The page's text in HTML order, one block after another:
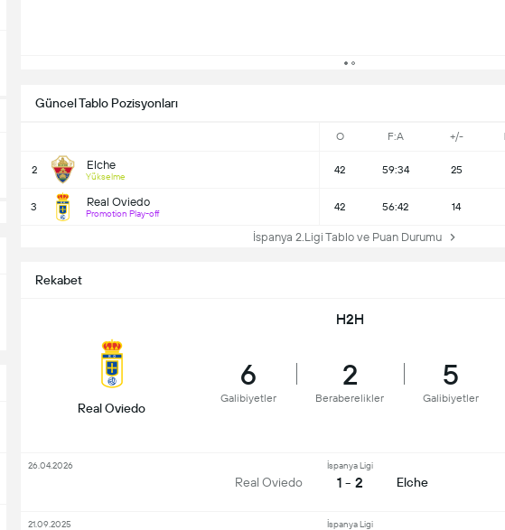
Güncel Tablo Pozisyonları
O F:A +/-
2 Elche
Yükselme
42 59:34 25
3 Real Oviedo
Promotion Play-off
42 56:42 14
İspanya 2.Ligi Tablo ve Puan Durumu
Rekabet
H2H
Real Oviedo
6
Galibiyetler
2
Beraberelikler
5
Galibiyetler
Real Oviedo
İspanya Ligi
1 - 2 Elche
26.04.2026
İspanya Ligi
21.09.2025